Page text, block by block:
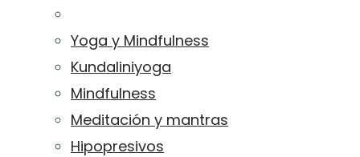
Yoga y Mindfulness
Kundaliniyoga
Mindfulness
Meditación y mantras
Hipopresivos